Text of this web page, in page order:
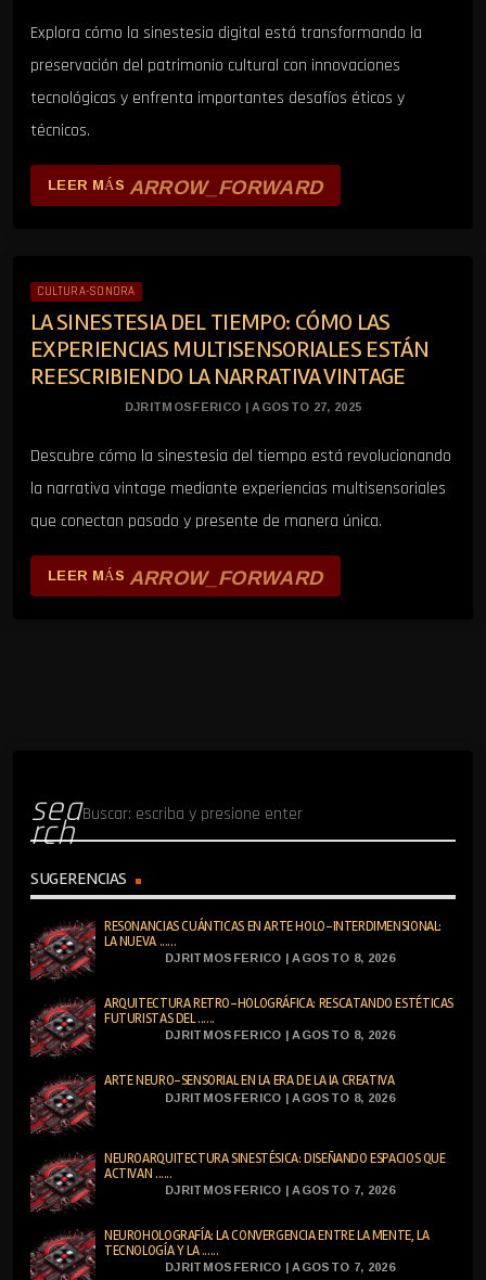
Explora cómo la sinestesia digital está transformando la
preservación del patrimonio cultural con innovaciones
tecnológicas y enfrenta importantes desafíos éticos y
técnicos.
LEER MÁS ARROW_FORWARD
CULTURA-SONORA
LA SINESTESIA DEL TIEMPO: CÓMO LAS
EXPERIENCIAS MULTISENSORIALES ESTÁN
REESCRIBIENDO LA NARRATIVA VINTAGE
DJRITMOSFERICO | AGOSTO 27, 2025
Descubre cómo la sinestesia del tiempo está revolucionando
la narrativa vintage mediante experiencias multisensoriales
que conectan pasado y presente de manera única.
LEER MÁS ARROW_FORWARD
sea
rch
SUGERENCIAS
RESONANCIAS CUÁNTICAS EN ARTE HOLO-INTERDIMENSIONAL:
LA NUEVA ......
DJRITMOSFERICO | AGOSTO 8, 2026
ARQUITECTURA RETRO-HOLOGRÁFICA: RESCATANDO ESTÉTICAS
FUTURISTAS DEL ......
DJRITMOSFERICO | AGOSTO 8, 2026
ARTE NEURO-SENSORIAL EN LA ERA DE LA IA CREATIVA
DJRITMOSFERICO | AGOSTO 8, 2026
NEUROARQUITECTURA SINESTÉSICA: DISEÑANDO ESPACIOS QUE
ACTIVAN ......
DJRITMOSFERICO | AGOSTO 7, 2026
NEUROHOLOGRAFÍA: LA CONVERGENCIA ENTRE LA MENTE, LA
TECNOLOGÍA Y LA ......
DJRITMOSFERICO | AGOSTO 7, 2026